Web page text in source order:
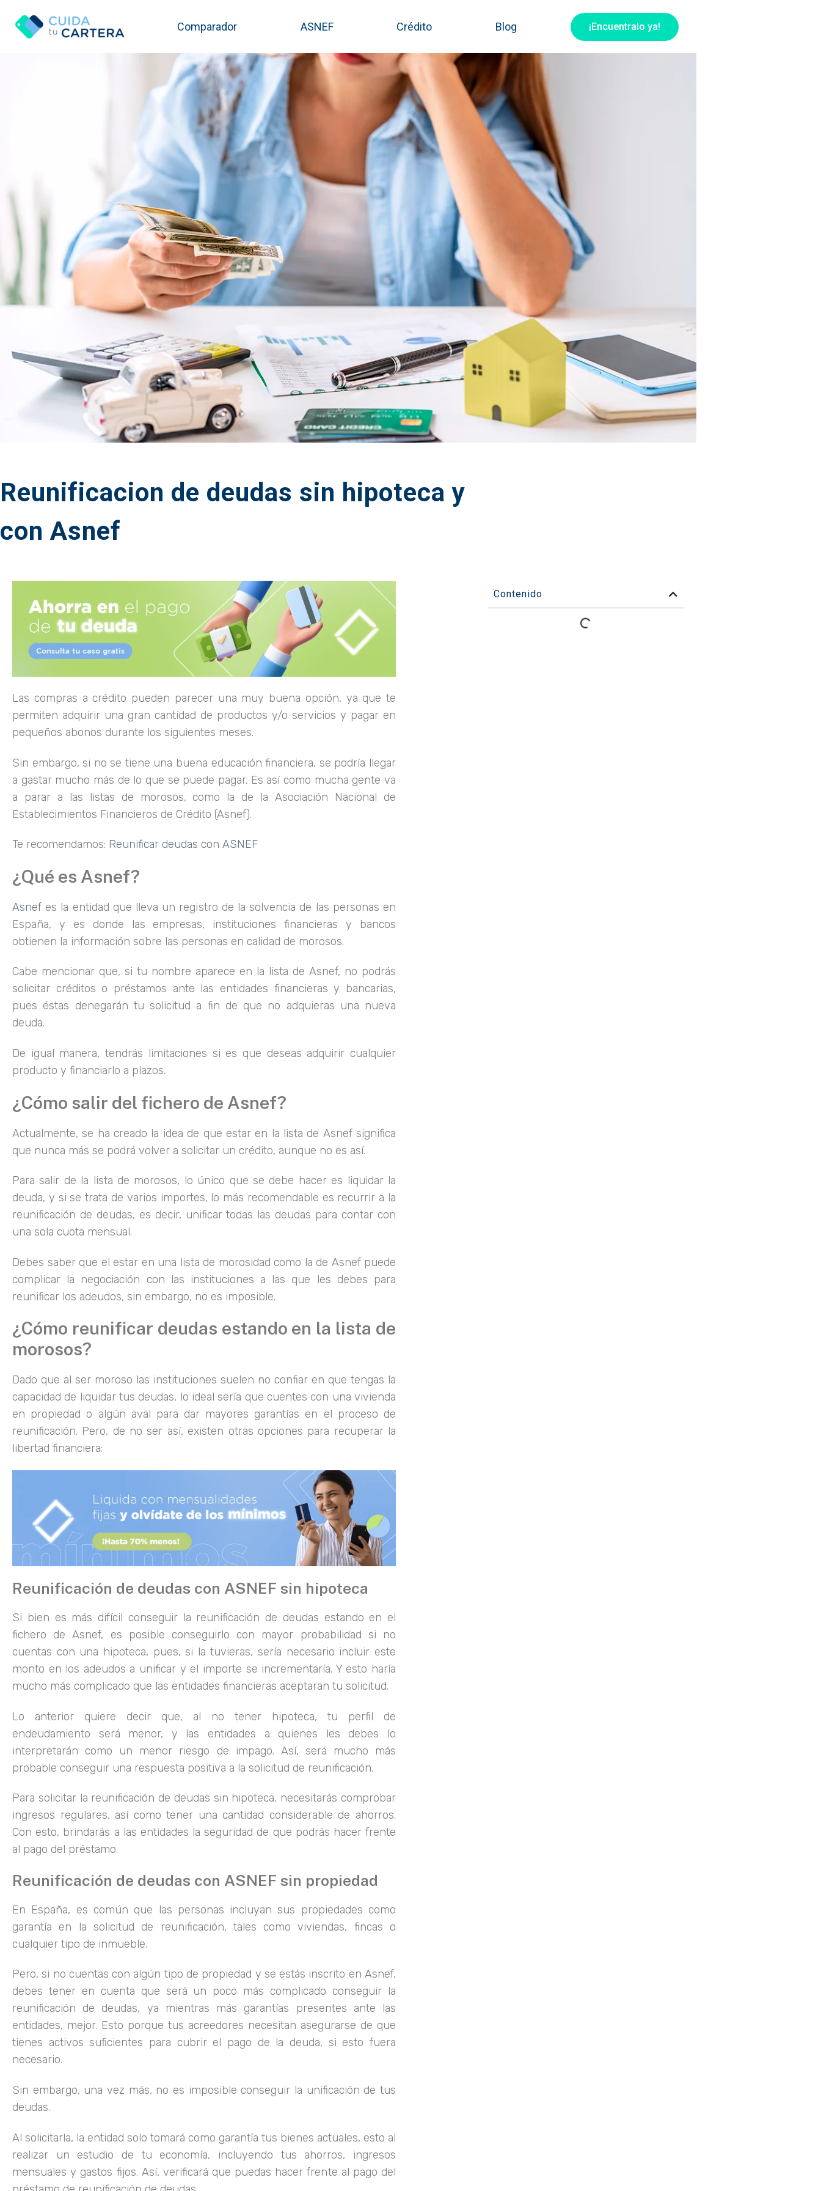
Comparador ASNEF Crédito Blog ¡Encuentralo ya!
Reunificacion de deudas sin hipoteca y
con Asnef
Las compras a crédito pueden parecer una muy buena opción, ya que te
permiten adquirir una gran cantidad de productos y/o servicios y pagar en
pequeños abonos durante los siguientes meses.
Sin embargo, si no se tiene una buena educación financiera, se podría llegar
a gastar mucho más de lo que se puede pagar. Es así como mucha gente va
a parar a las listas de morosos, como la de la Asociación Nacional de
Establecimientos Financieros de Crédito (Asnef).
Te recomendamos: Reunificar deudas con ASNEF
¿Qué es Asnef?
Asnef es la entidad que lleva un registro de la solvencia de las personas en
España, y es donde las empresas, instituciones financieras y bancos
obtienen la información sobre las personas en calidad de morosos.
Cabe mencionar que, si tu nombre aparece en la lista de Asnef, no podrás
solicitar créditos o préstamos ante las entidades financieras y bancarias,
pues éstas denegarán tu solicitud a fin de que no adquieras una nueva
deuda.
De igual manera, tendrás limitaciones si es que deseas adquirir cualquier
producto y financiarlo a plazos.
¿Cómo salir del fichero de Asnef?
Actualmente, se ha creado la idea de que estar en la lista de Asnef significa
que nunca más se podrá volver a solicitar un crédito, aunque no es así.
Para salir de la lista de morosos, lo único que se debe hacer es liquidar la
deuda, y si se trata de varios importes, lo más recomendable es recurrir a la
reunificación de deudas, es decir, unificar todas las deudas para contar con
una sola cuota mensual.
Debes saber que el estar en una lista de morosidad como la de Asnef puede
complicar la negociación con las instituciones a las que les debes para
reunificar los adeudos, sin embargo, no es imposible.
¿Cómo reunificar deudas estando en la lista de
morosos?
Dado que al ser moroso las instituciones suelen no confiar en que tengas la
capacidad de liquidar tus deudas, lo ideal sería que cuentes con una vivienda
en propiedad o algún aval para dar mayores garantías en el proceso de
reunificación. Pero, de no ser así, existen otras opciones para recuperar la
libertad financiera:
Reunificación de deudas con ASNEF sin hipoteca
Si bien es más difícil conseguir la reunificación de deudas estando en el
fichero de Asnef, es posible conseguirlo con mayor probabilidad si no
cuentas con una hipoteca, pues, si la tuvieras, sería necesario incluir este
monto en los adeudos a unificar y el importe se incrementaría. Y esto haría
mucho más complicado que las entidades financieras aceptaran tu solicitud.
Lo anterior quiere decir que, al no tener hipoteca, tu perfil de
endeudamiento será menor, y las entidades a quienes les debes lo
interpretarán como un menor riesgo de impago. Así, será mucho más
probable conseguir una respuesta positiva a la solicitud de reunificación.
Para solicitar la reunificación de deudas sin hipoteca, necesitarás comprobar
ingresos regulares, así como tener una cantidad considerable de ahorros.
Con esto, brindarás a las entidades la seguridad de que podrás hacer frente
al pago del préstamo.
Reunificación de deudas con ASNEF sin propiedad
En España, es común que las personas incluyan sus propiedades como
garantía en la solicitud de reunificación, tales como viviendas, fincas o
cualquier tipo de inmueble.
Pero, si no cuentas con algún tipo de propiedad y se estás inscrito en Asnef,
debes tener en cuenta que será un poco más complicado conseguir la
reunificación de deudas, ya mientras más garantías presentes ante las
entidades, mejor. Esto porque tus acreedores necesitan asegurarse de que
tienes activos suficientes para cubrir el pago de la deuda, si esto fuera
necesario.
Sin embargo, una vez más, no es imposible conseguir la unificación de tus
deudas.
Al solicitarla, la entidad solo tomará como garantía tus bienes actuales, esto al
realizar un estudio de tu economía, incluyendo tus ahorros, ingresos
mensuales y gastos fijos. Así, verificará que puedas hacer frente al pago del
Contenido